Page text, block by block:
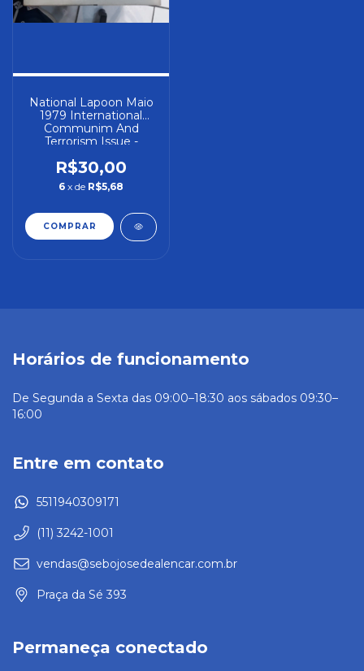
National Lapoon Maio
1979 International
Communim And
Terrorism Issue -
[usado]
R$30,00
6 x de R$5,68
Horários de funcionamento
De Segunda a Sexta das 09:00–18:30 aos sábados 09:30–
16:00
Entre em contato
5511940309171
(11) 3242-1001
vendas@sebojosedealencar.com.br
Praça da Sé 393
Permaneça conectado